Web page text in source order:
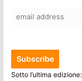
Sotto l’ultima edizione: